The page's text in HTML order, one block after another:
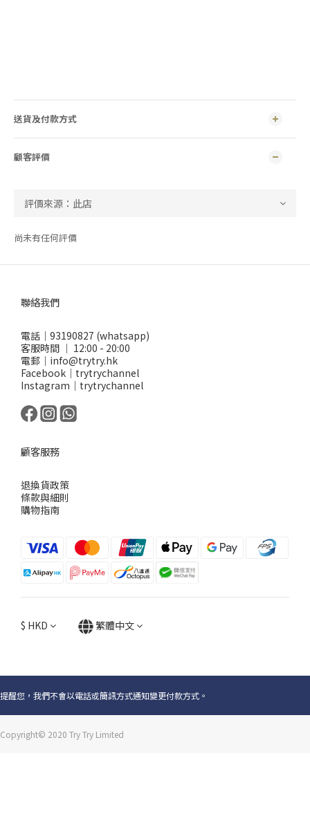
送貨及付款方式
顧客評價
尚未有任何評價
聯絡我們
電話｜93190827 (whatsapp)
客服時間 ｜ 12:00 - 20:00
電郵｜info@trytry.hk
Facebook｜trytrychannel
Instagram｜trytrychannel
顧客服務
退換貨政策
條款與細則
購物指南
$ HKD 繁體中文
提醒您，我們不會以電話或簡訊方式通知變更付款方式。
Copyright© 2020 Try Try Limited